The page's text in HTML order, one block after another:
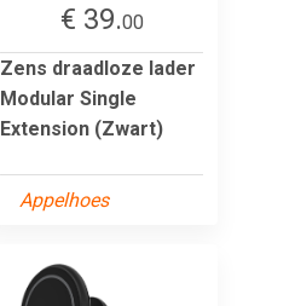
€ 39.00
Zens draadloze lader
Modular Single
Extension (Zwart)
Appelhoes